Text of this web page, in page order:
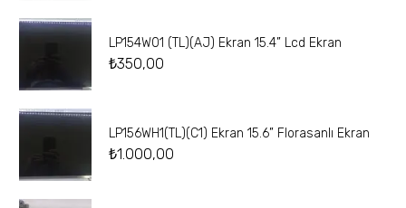
LP154W01 (TL)(AJ) Ekran 15.4” Lcd Ekran
₺350,00
LP156WH1(TL)(C1) Ekran 15.6” Florasanlı Ekran
₺1.000,00